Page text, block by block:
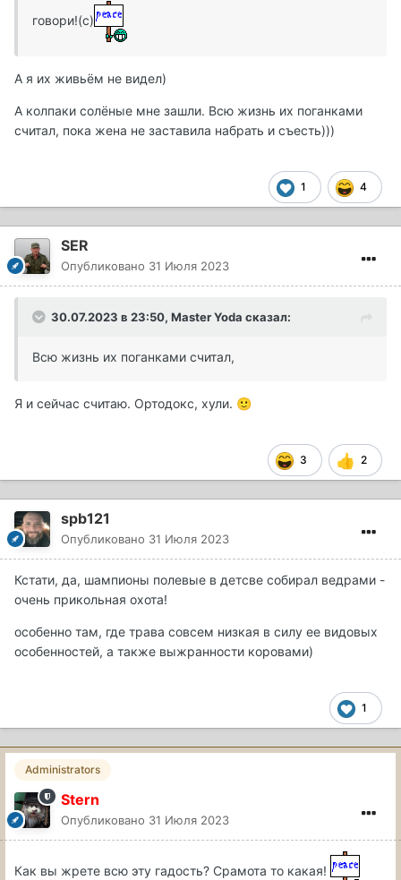
говори!(с)
А я их живьём не видел)
А колпаки солёные мне зашли. Всю жизнь их поганками
считал, пока жена не заставила набрать и съесть)))
1 4
SER
Опубликовано 31 Июля 2023
30.07.2023 в 23:50, Master Yoda сказал:
Всю жизнь их поганками считал,
Я и сейчас считаю. Ортодокс, хули. 🙂
3 2
spb121
Опубликовано 31 Июля 2023
Кстати, да, шампионы полевые в детсве собирал ведрами -
очень прикольная охота!
особенно там, где трава совсем низкая в силу ее видовых
особенностей, а также выжранности коровами)
1
Administrators
Stern
Опубликовано 31 Июля 2023
Как вы жрете всю эту гадость? Срамота то какая!